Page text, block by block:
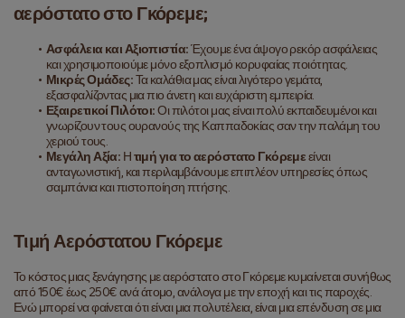
αερόστατο στο Γκόρεμε;
Ασφάλεια και Αξιοπιστία: Έχουμε ένα άψογο ρεκόρ ασφάλειας
και χρησιμοποιούμε μόνο εξοπλισμό κορυφαίας ποιότητας.
Μικρές Ομάδες: Τα καλάθια μας είναι λιγότερο γεμάτα,
εξασφαλίζοντας μια πιο άνετη και ευχάριστη εμπειρία.
Εξαιρετικοί Πιλότοι: Οι πιλότοι μας είναι πολύ εκπαιδευμένοι και
γνωρίζουν τους ουρανούς της Καππαδοκίας σαν την παλάμη του
χεριού τους.
Μεγάλη Αξία: Η τιμή για το αερόστατο Γκόρεμε είναι
ανταγωνιστική, και περιλαμβάνουμε επιπλέον υπηρεσίες όπως
σαμπάνια και πιστοποίηση πτήσης.
Τιμή Αερόστατου Γκόρεμε
Το κόστος μιας ξενάγησης με αερόστατο στο Γκόρεμε κυμαίνεται συνήθως
από 150€ έως 250€ ανά άτομο, ανάλογα με την εποχή και τις παροχές.
Ενώ μπορεί να φαίνεται ότι είναι μια πολυτέλεια, είναι μια επένδυση σε μια